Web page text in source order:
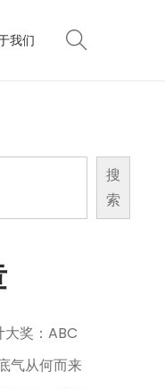
我们
搜
索
奖：ABC
气从何而来